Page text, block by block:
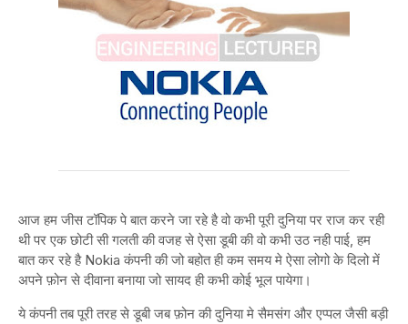
आज हम जीस टॉपिक पे बात करने जा रहे है वो कभी पूरी दुनिया पर राज कर रही
थी पर एक छोटी सी गलती की वजह से ऐसा डूबी की वो कभी उठ नही पाई, हम
बात कर रहे है Nokia कंपनी की जो बहोत ही कम समय मे ऐसा लोगो के दिलो में
अपने फ़ोन से दीवाना बनाया जो सायद ही कभी कोई भूल पायेगा।
ये कंपनी तब पूरी तरह से डूबी जब फ़ोन की दुनिया मे सैमसंग और एप्पल जैसी बड़ी